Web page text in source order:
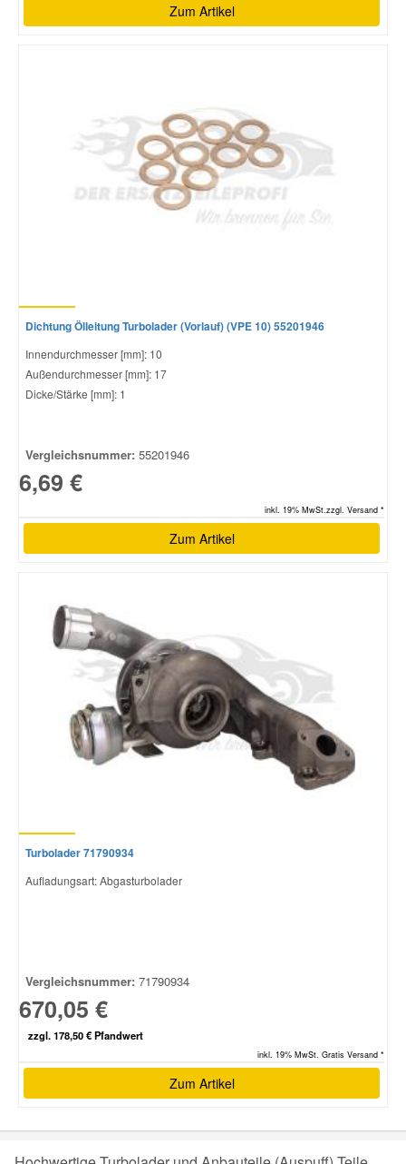
Zum Artikel
Dichtung Ölleitung Turbolader (Vorlauf) (VPE 10) 55201946
Innendurchmesser [mm]: 10
Außendurchmesser [mm]: 17
Dicke/Stärke [mm]: 1
Vergleichsnummer: 55201946
6,69 €
inkl. 19% MwSt.zzgl. Versand *
Zum Artikel
Turbolader 71790934
Aufladungsart: Abgasturbolader
Vergleichsnummer: 71790934
670,05 €
zzgl. 178,50 € Pfandwert
inkl. 19% MwSt. Gratis Versand *
Zum Artikel